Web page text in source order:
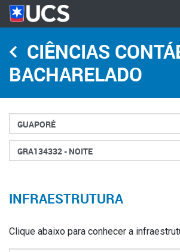
CIÊNCIAS
BACHARELADO
Cidade
Turno
INFRAESTRUTURA
Clique abaixo para conhecer a